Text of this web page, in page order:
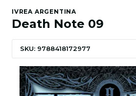
IVREA ARGENTINA
Death Note 09
SKU: 9788418172977